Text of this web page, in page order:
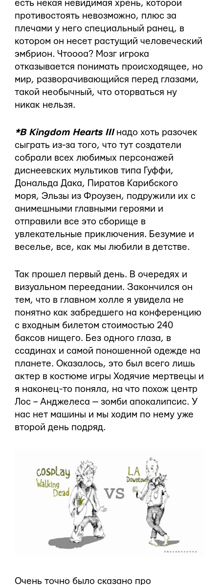
есть некая невидимая хрень, которой
противостоять невозможно, плюс за
плечами у него специальный ранец, в
котором он несет растущий человеческий
эмбрион. Чтоооа? Мозг игрока
отказывается понимать происходящее, но
мир, разворачивающийся перед глазами,
такой необычный, что оторваться ну
никак нельзя.
*В Kingdom Hearts IIIнадо хоть разочек
сыграть из-за того, что тут создатели
собрали всех любимых персонажей
диснеевских мультиков типа Гуффи,
Дональда Дака, Пиратов Карибского
моря, Эльзы из Фроузен, подружили их с
анимешными главными героями и
отправили все это сборище в
увлекательные приключения. Безумие и
веселье, все, как мы любили в детстве.
Так прошел первый день. В очередях и
визуальном переедании. Закончился он
тем, что в главном холле я увидела не
понятно как забредшего на конференцию
с входным билетом стоимостью 240
баксов нищего. Без одного глаза, в
ссадинах и самой поношенной одежде на
планете. Оказалось, это был всего лишь
актер в костюме игры Ходячие мертвецы и
я наконец-то поняла, на что похож центр
Лос – Анджелеса — зомби апокалипсис. У
нас нет машины и мы ходим по нему уже
второй день подряд.
Очень точно было сказано про